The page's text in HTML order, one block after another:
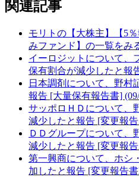
関連記事
モリトの【大株主】【5
みファンド】の一覧をみ
イーロジットについて、
保有割合が減少したと報
日本調剤について、野村
報告 [大量保有報告書]
サッポロＨＤについて、
減少したと報告 [変更報告
ＤＤグループについて、
減少したと報告 [変更報告
第一興商について、ホシ
加したと報告 [変更報告書